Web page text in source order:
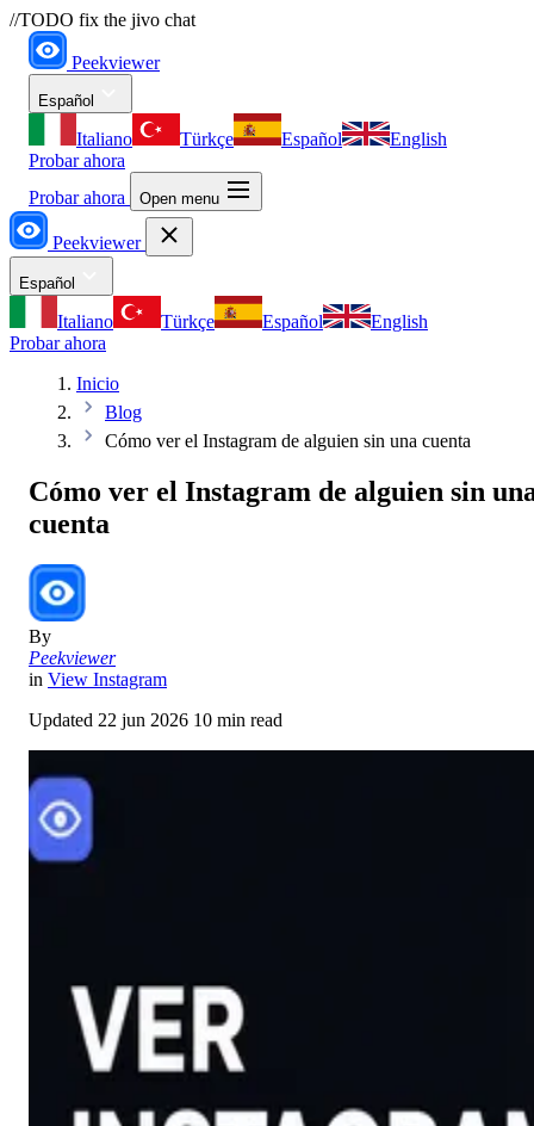
//TODO fix the jivo chat
Peekviewer
Español
Italiano Türkçe Español
English
Probar ahora
Probar ahora
Open menu
Peekviewer
Español
Italiano Türkçe Español
English
Probar ahora
Inicio
Blog
Cómo ver el Instagram de alguien sin una cuenta
Cómo ver el Instagram de alguien sin
cuenta
By
Peekviewer
in View Instagram
Updated 22 jun 2026 10 min read